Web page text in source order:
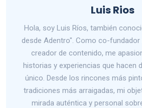
Luis Rios
Hola, soy Luis Ríos, también
desde Adentro". Como co-fundador
creador de contenido, me
historias y experiencias que hacen
único. Desde los rincones más
tradiciones más arraigadas, mi
mirada auténtica y personal